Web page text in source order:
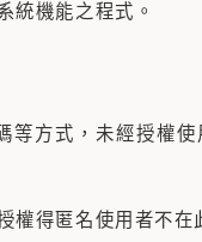
機能之程式。
，未經授權使用
匿名使用者不在